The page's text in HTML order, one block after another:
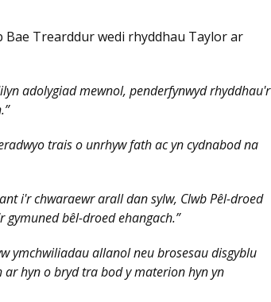
Bae Trearddur wedi rhyddhau Taylor ar
adolygiad mewnol, penderfynwyd rhyddhau'r
trais o unrhyw fath ac yn cydnabod na
i'r chwaraewr arall dan sylw, Clwb Pêl-droed
gymuned bêl-droed ehangach.”
ymchwiliadau allanol neu brosesau disgyblu
hyn o bryd tra bod y materion hyn yn